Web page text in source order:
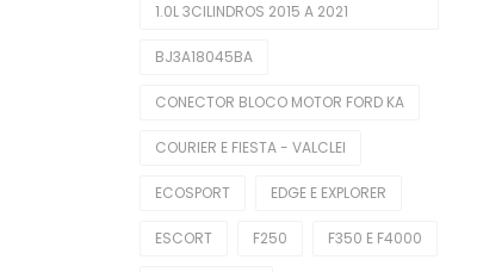
Balancins
Bieletas
Bobina De Ignição
1.0L 3CILINDROS 2015 A 2021
BJ3A18045BA
CONECTOR BLOCO MOTOR FORD KA
COURIER E FIESTA - VALCLEI
ECOSPORT EDGE E EXPLORER
ESCORT F250 F350 E F4000